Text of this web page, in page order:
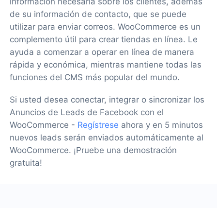
de su información de contacto, que se puede
utilizar para enviar correos. WooCommerce es un
complemento útil para crear tiendas en línea. Le
ayuda a comenzar a operar en línea de manera
rápida y económica, mientras mantiene todas las
funciones del CMS más popular del mundo.
Si usted desea conectar, integrar o sincronizar los
Anuncios de Leads de Facebook con el
WooCommerce - Regístrese ahora y en 5 minutos
nuevos leads serán enviados automáticamente al
WooCommerce. ¡Pruebe una demostración
gratuita!